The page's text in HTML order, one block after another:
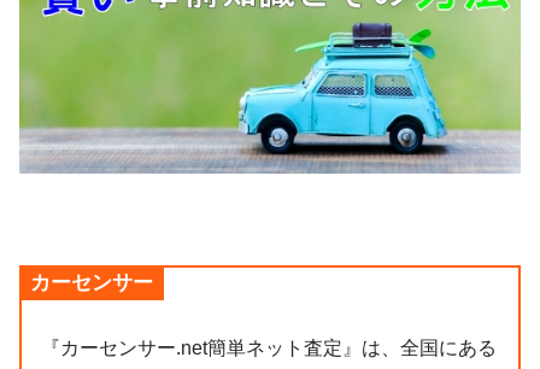
カーセンサー
『カーセンサー.net簡単ネット査定』は、全国にある